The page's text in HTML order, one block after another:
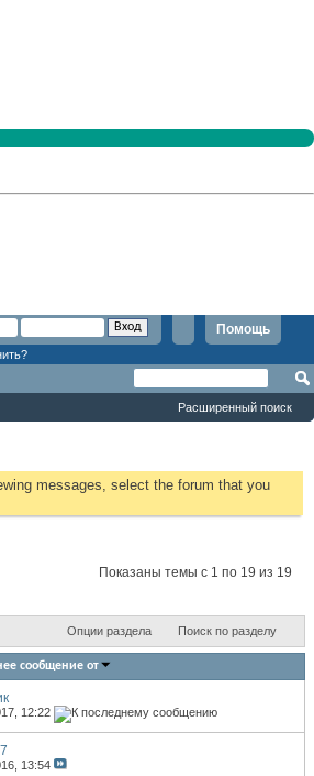
Помощь
Расширенный поиск
messages, select the forum that you
Показаны темы с 1 по 19 из 19
Опции раздела Поиск по разделу
сообщение от
12:22
13:54